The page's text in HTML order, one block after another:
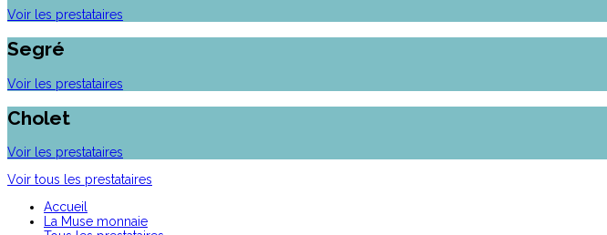
Voir les prestataires
Segré
Voir les prestataires
Cholet
Voir les prestataires
Voir tous les prestataires
Accueil
La Muse monnaie